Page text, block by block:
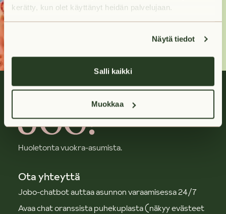
kerätty, kun olet käyttänyt heidän palvelujaan.
Näytä tiedot
Salli kaikki
Muokkaa
Hae asuntoja
Huoletonta vuokra-asumista.
Ota yhteyttä
Jobo-chatbot auttaa asunnon varaamisessa 24/7
Avaa chat oranssista puhekuplasta (näkyy evästeet